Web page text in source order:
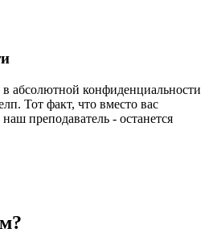
абсолютной конфиденциальности
Тот факт, что вместо вас
преподаватель - останется